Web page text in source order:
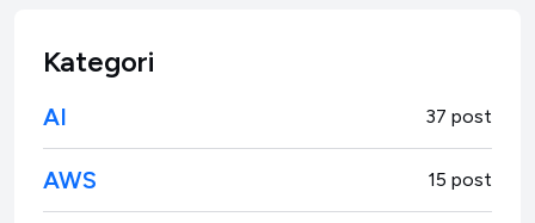
Kategori
AI 37 post
AWS 15 post